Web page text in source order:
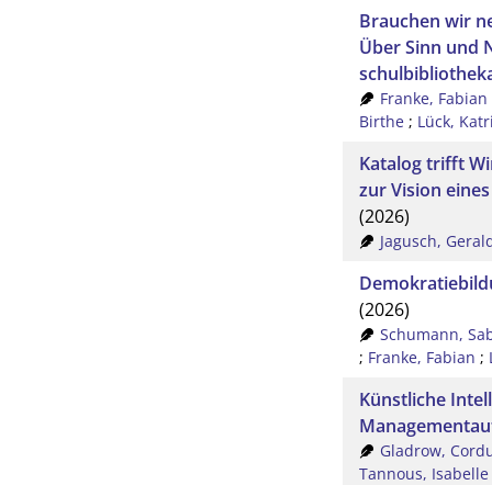
Brauchen wir
Über Sinn und
Franke, Fabian
Birthe ; Lück,
Katalog trifft
zur Vision
(2026)
Jagusch,
(2026)
Schumann,
; Franke, Fabian ;
Künstliche
Gladrow,
Tannous, Isabelle